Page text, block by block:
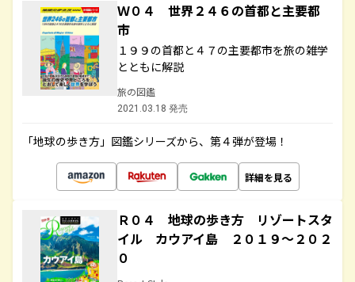
Ｗ０４ 世界２４６の首都と主要都
市
１９９の首都と４７の主要都市を旅の雑学
とともに解説
旅の図鑑
2021.03.18 発売
「地球の歩き方」図鑑シリーズから、第４弾が登場！
詳細を見る
Ｒ０４ 地球の歩き方 リゾートスタ
イル カウアイ島 ２０１９～２０２
０